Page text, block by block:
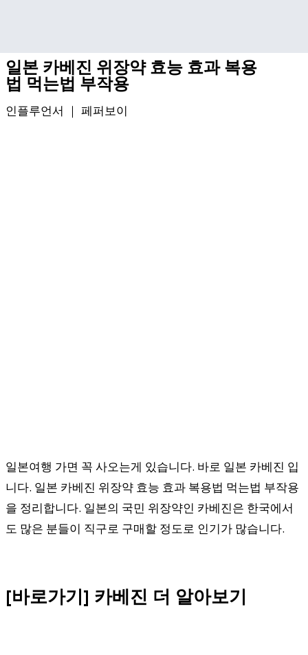
일본 카베진 위장약 효능 효과 복용
법 먹는법 부작용
인플루언서 ｜ 페퍼보이
일본여행 가면 꼭 사오는게 있습니다. 바로 일본 카베진 입
니다. 일본 카베진 위장약 효능 효과 복용법 먹는법 부작용
을 정리합니다. 일본의 국민 위장약인 카베진은 한국에서
도 많은 분들이 직구로 구매할 정도로 인기가 많습니다.
[바로가기] 카베진 더 알아보기